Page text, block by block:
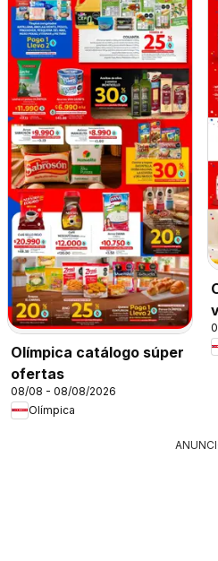
Olímpica catálogo súper
ofertas
08/08 - 08/08/2026
Olímpica